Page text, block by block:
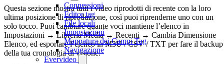
Connessioni
Editor tag
File locali
Impostazioni
Mappatura dei Campi Tag
Navigazione
Evervideo
Questa sezione mostra tutti i video riprodotti di recente con la loro
ultima posizione di riproduzione, così puoi riprenderne uno con un
solo tocco. Puoi cambiare quante voci mantiene l’elenco in
Impostazioni → Libreria Media → Recenti → Cambia Dimensione
Elenco, ed esportare l’elenco in M3U / CSV / TXT per fare il backup
della tua cronologia di visione.